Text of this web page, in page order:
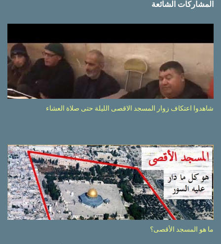
المشاركات الشائعة
شاهدوا اعتكاف زوار المسجد الاقصى الليلة حتى صلاة العشاء
ما هو المسجد الأقصى؟